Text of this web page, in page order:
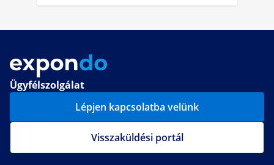
Ügyfélszolgálat
Lépjen kapcsolatba velünk
Visszaküldési portál